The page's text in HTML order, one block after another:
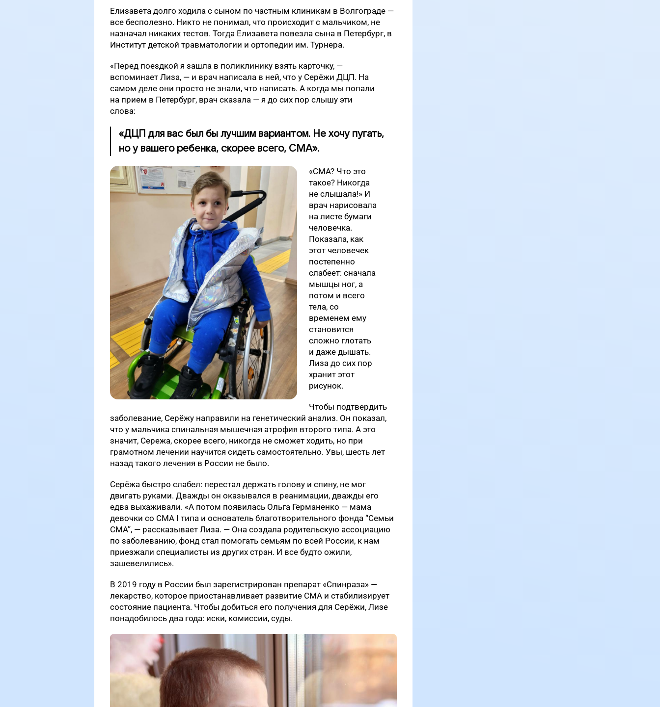
Елизавета долго ходила с сыном по частным клиникам в Волгограде —
все бесполезно. Никто не понимал, что происходит с мальчиком, не
назначал никаких тестов. Тогда Елизавета повезла сына в Петербург, в
Институт детской травматологии и ортопедии им. Турнера.
«Перед поездкой я зашла в поликлинику взять карточку, —
вспоминает Лиза, — и врач написала в ней, что у Серёжи ДЦП. На
самом деле они просто не знали, что написать. А когда мы попали
на прием в Петербург, врач сказала — я до сих пор слышу эти
слова:
«ДЦП для вас был бы лучшим вариантом. Не хочу пугать,
но у вашего ребенка, скорее всего, СМА».
«СМА? Что это
такое? Никогда
не слышала!» И
врач нарисовала
на листе бумаги
человечка.
Показала, как
этот человечек
постепенно
слабеет: сначала
мышцы ног, а
потом и всего
тела, со
временем ему
становится
сложно глотать
и даже дышать.
Лиза до сих пор
хранит этот
рисунок.
Чтобы подтвердить
заболевание, Серёжу направили на генетический анализ. Он показал,
что у мальчика спинальная мышечная атрофия второго типа. А это
значит, Сережа, скорее всего, никогда не сможет ходить, но при
грамотном лечении научится сидеть самостоятельно. Увы, шесть лет
назад такого лечения в России не было.
Серёжа быстро слабел: перестал держать голову и спину, не мог
двигать руками. Дважды он оказывался в реанимации, дважды его
едва выхаживали. «А потом появилась Ольга Германенко — мама
девочки со СМА I типа и основатель благотворительного фонда “Семьи
СМА”, — рассказывает Лиза. — Она создала родительскую ассоциацию
по заболеванию, фонд стал помогать семьям по всей России, к нам
приезжали специалисты из других стран. И все будто ожили,
зашевелились».
В 2019 году в России был зарегистрирован препарат «Спинраза» —
лекарство, которое приостанавливает развитие СМА и стабилизирует
состояние пациента. Чтобы добиться его получения для Серёжи, Лизе
понадобилось два года: иски, комиссии, суды.